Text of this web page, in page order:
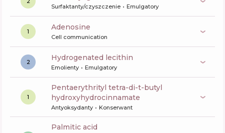
Surfaktanty/czyszczenie Emulgatory
1 Adenosine
Cell communication
2 hydrogenated lecithin
Emolienty Emulgatory
1
pentaerythrityl tetra-di-t-butyl
hydroxyhydrocinnamate
Antyoksydanty Konserwant
palmitic acid